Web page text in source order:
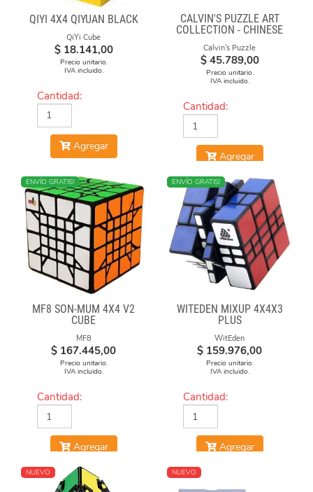
QIYI 4X4 QIYUAN BLACK
QiYi Cube
$ 18.141,00
Precio unitario.
IVA incluido.
Cantidad:
Agregar
CALVIN'S PUZZLE ART
COLLECTION - CHINESE
OPERA FACE-OFF CUBE
(GREEN & YELLOW
MASKS)
Calvin's Puzzle
$ 45.789,00
Precio unitario.
IVA incluido.
Cantidad:
Agregar
ENVÍO GRATIS!
MF8 SON-MUM 4X4 V2
CUBE
MF8
$ 167.445,00
Precio unitario.
IVA incluido.
Cantidad:
Agregar
NUEVO
ENVÍO GRATIS!
WITEDEN MIXUP 4X4X3
PLUS
WitEden
$ 159.976,00
Precio unitario.
IVA incluido.
Cantidad:
Agregar
NUEVO NUEVO